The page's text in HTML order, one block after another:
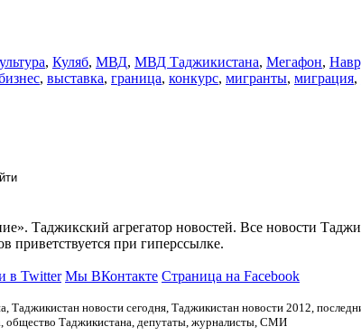
, Куляб, МВД, МВД Таджикистана, Мегафон,
, выставка, граница, конкурс, мигранты, миграция,
Таджикский агрегатор новостей. Все новости
приветствуется при гиперссылке.
в Twitter Мы ВКонтакте Страница на Facebook
Таджикистан новости сегодня, Таджикистан новости 2012,
общество Таджикистана, депутаты, журналисты, СМИ